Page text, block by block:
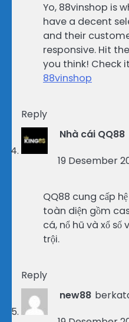
Yo, 88vinshop is
have a decent
and their
responsive. Hit
you think! Check
88vinshop
Reply
Nhà cái QQ88
19 Desember
QQ88 cung cấp
toàn diện gồm
cá, nổ hũ và xổ số
trội.
Reply
new88